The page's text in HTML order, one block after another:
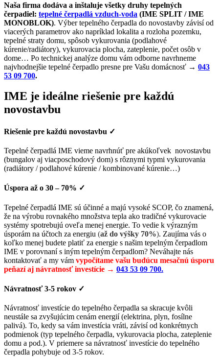
Naša firma dodáva a inštaluje všetky druhy tepelných
čerpadiel: tepelné čerpadlá vzduch-voda (IME SPLIT / IME
MONOBLOK). Výber tepelného čerpadla do novostavby závisí od
viacerých parametrov ako napríklad lokalita a rozloha pozemku,
tepelné straty domu, spôsob vykurovania (podlahové
kúrenie/radiátory), vykurovacia plocha, zateplenie, počet osôb v
dome… Po technickej analýze domu vám odborne navrhneme
najvhodnejšie tepelné čerpadlo presne pre Vašu domácnosť → 043
53 09 700.
IME je ideálne riešenie pre každú
novostavbu
Riešenie pre každú novostavbu ✓
Tepelné čerpadlá IME vieme navrhnúť pre akúkoľvek novostavbu
(bungalov aj viacposchodový dom) s rôznymi typmi vykurovania
(radiátory / podlahové kúrenie / kombinované kúrenie…)
Úspora až o 30 – 70% ✓
Tepelné čerpadlá IME sú účinné a majú vysoké SCOP, čo znamená,
že na výrobu rovnakého množstva tepla ako tradičné vykurovacie
systémy spotrebujú oveľa menej energie. To vedie k výrazným
úsporám na účtoch za energiu (až do výšky 70%). Zaujíma vás o
koľko menej budete platiť za energie s našim tepelným čerpadlom
IME v porovnaní s iným tepelným čerpadlom? Neváhajte nás
kontaktovať a my vám vypočítame vašu budúcu mesačnú úsporu
peňazí aj návratnosť investície → 043 53 09 700.
Návratnosť 3-5 rokov ✓
Návratnosť investície do tepelného čerpadla sa skracuje kvôli
neustále sa zvyšujúcim cenám energií (elektrina, plyn, fosílne
palivá). To, kedy sa vám investícia vráti, závisí od konkrétnych
podmienok (typ tepelného čerpadla, vykurovacia plocha, zateplenie
domu a pod.). V priemere sa návratnosť investície do tepelného
čerpadla pohybuje od 3-5 rokov.